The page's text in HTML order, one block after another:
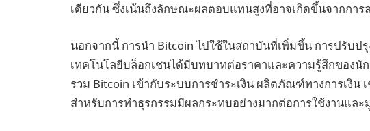
เดียวกัน ซึ่งเน้นถึงลักษณะผลตอบแทนสูงที่อาจเกิดขึ้นจากการ
นอกจากนี้ การนำ Bitcoin ไปใช้ในสถาบันที่เพิ่มขึ้น การปรับ
เทคโนโลยีบล็อกเชนได้มีบทบาทต่อราคาและความรู้สึกของนั
รวม Bitcoin เข้ากับระบบการชำระเงิน ผลิตภัณฑ์ทางการเงิน
สำหรับการทำธุรกรรมมีผลกระทบอย่างมากต่อการใช้งานแล